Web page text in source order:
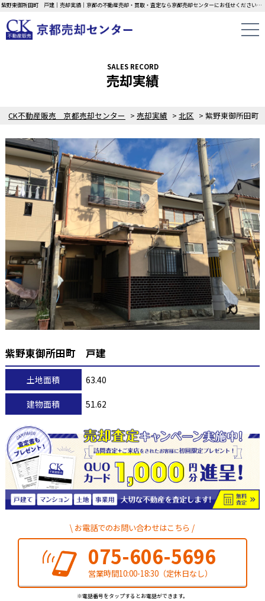
紫野東御所田町 戸建｜売却実績｜京都の不動産売却・買取・査定なら京都売却センターにお任せください！中古一戸建て・マンション・土地の即日無料査定・現金買取中！不動産の家族信託もご相談ください！！
CK不動産販売 京都売却センター > 売却実績 > 北区 > 紫野東御所田
SALES RECORD
売却実績
紫野東御所田町 戸建
土地面積 63.40
建物面積 51.62
お電話でのお問い合わせはこちら
075-606-5696
営業時間10:00-18:30（定休日なし）
※電話番号をタップするとお電話ができます。